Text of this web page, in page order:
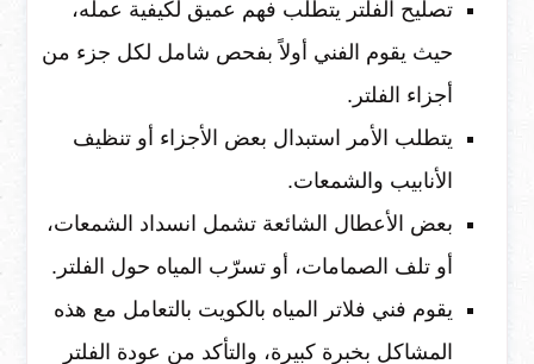
تصليح الفلتر يتطلب فهم عميق لكيفية عمله،
حيث يقوم الفني أولاً بفحص شامل لكل جزء من
أجزاء الفلتر.
يتطلب الأمر استبدال بعض الأجزاء أو تنظيف
الأنابيب والشمعات.
بعض الأعطال الشائعة تشمل انسداد الشمعات،
أو تلف الصمامات، أو تسرّب المياه حول الفلتر.
يقوم فني فلاتر المياه بالكويت بالتعامل مع هذه
المشاكل بخبرة كبيرة، والتأكد من عودة الفلتر